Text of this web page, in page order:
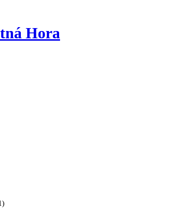
Hora